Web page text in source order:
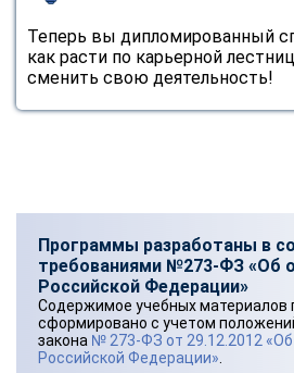
Теперь вы дипломированный
как расти по карьерной
сменить свою деятельность!
Программы разработаны в
требованиями №273-ФЗ «Об
Российской Федерации»
Содержимое учебных материалов
сформировано с учетом
закона № 273-ФЗ от 29.12.2012
Российской Федерации»